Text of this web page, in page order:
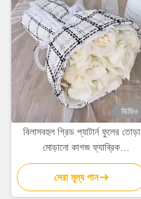
ভিডিও
বিলাসবহুল গ্রিড প্যাটার্ন ফুলের তোড়া
মোড়ানো কাগজ ফ্যাব্রিক
150cmx50cm ফ্লোরিস্ট প্যাকিং
ফ্যাব্রিক
সেরা মূল্য পান